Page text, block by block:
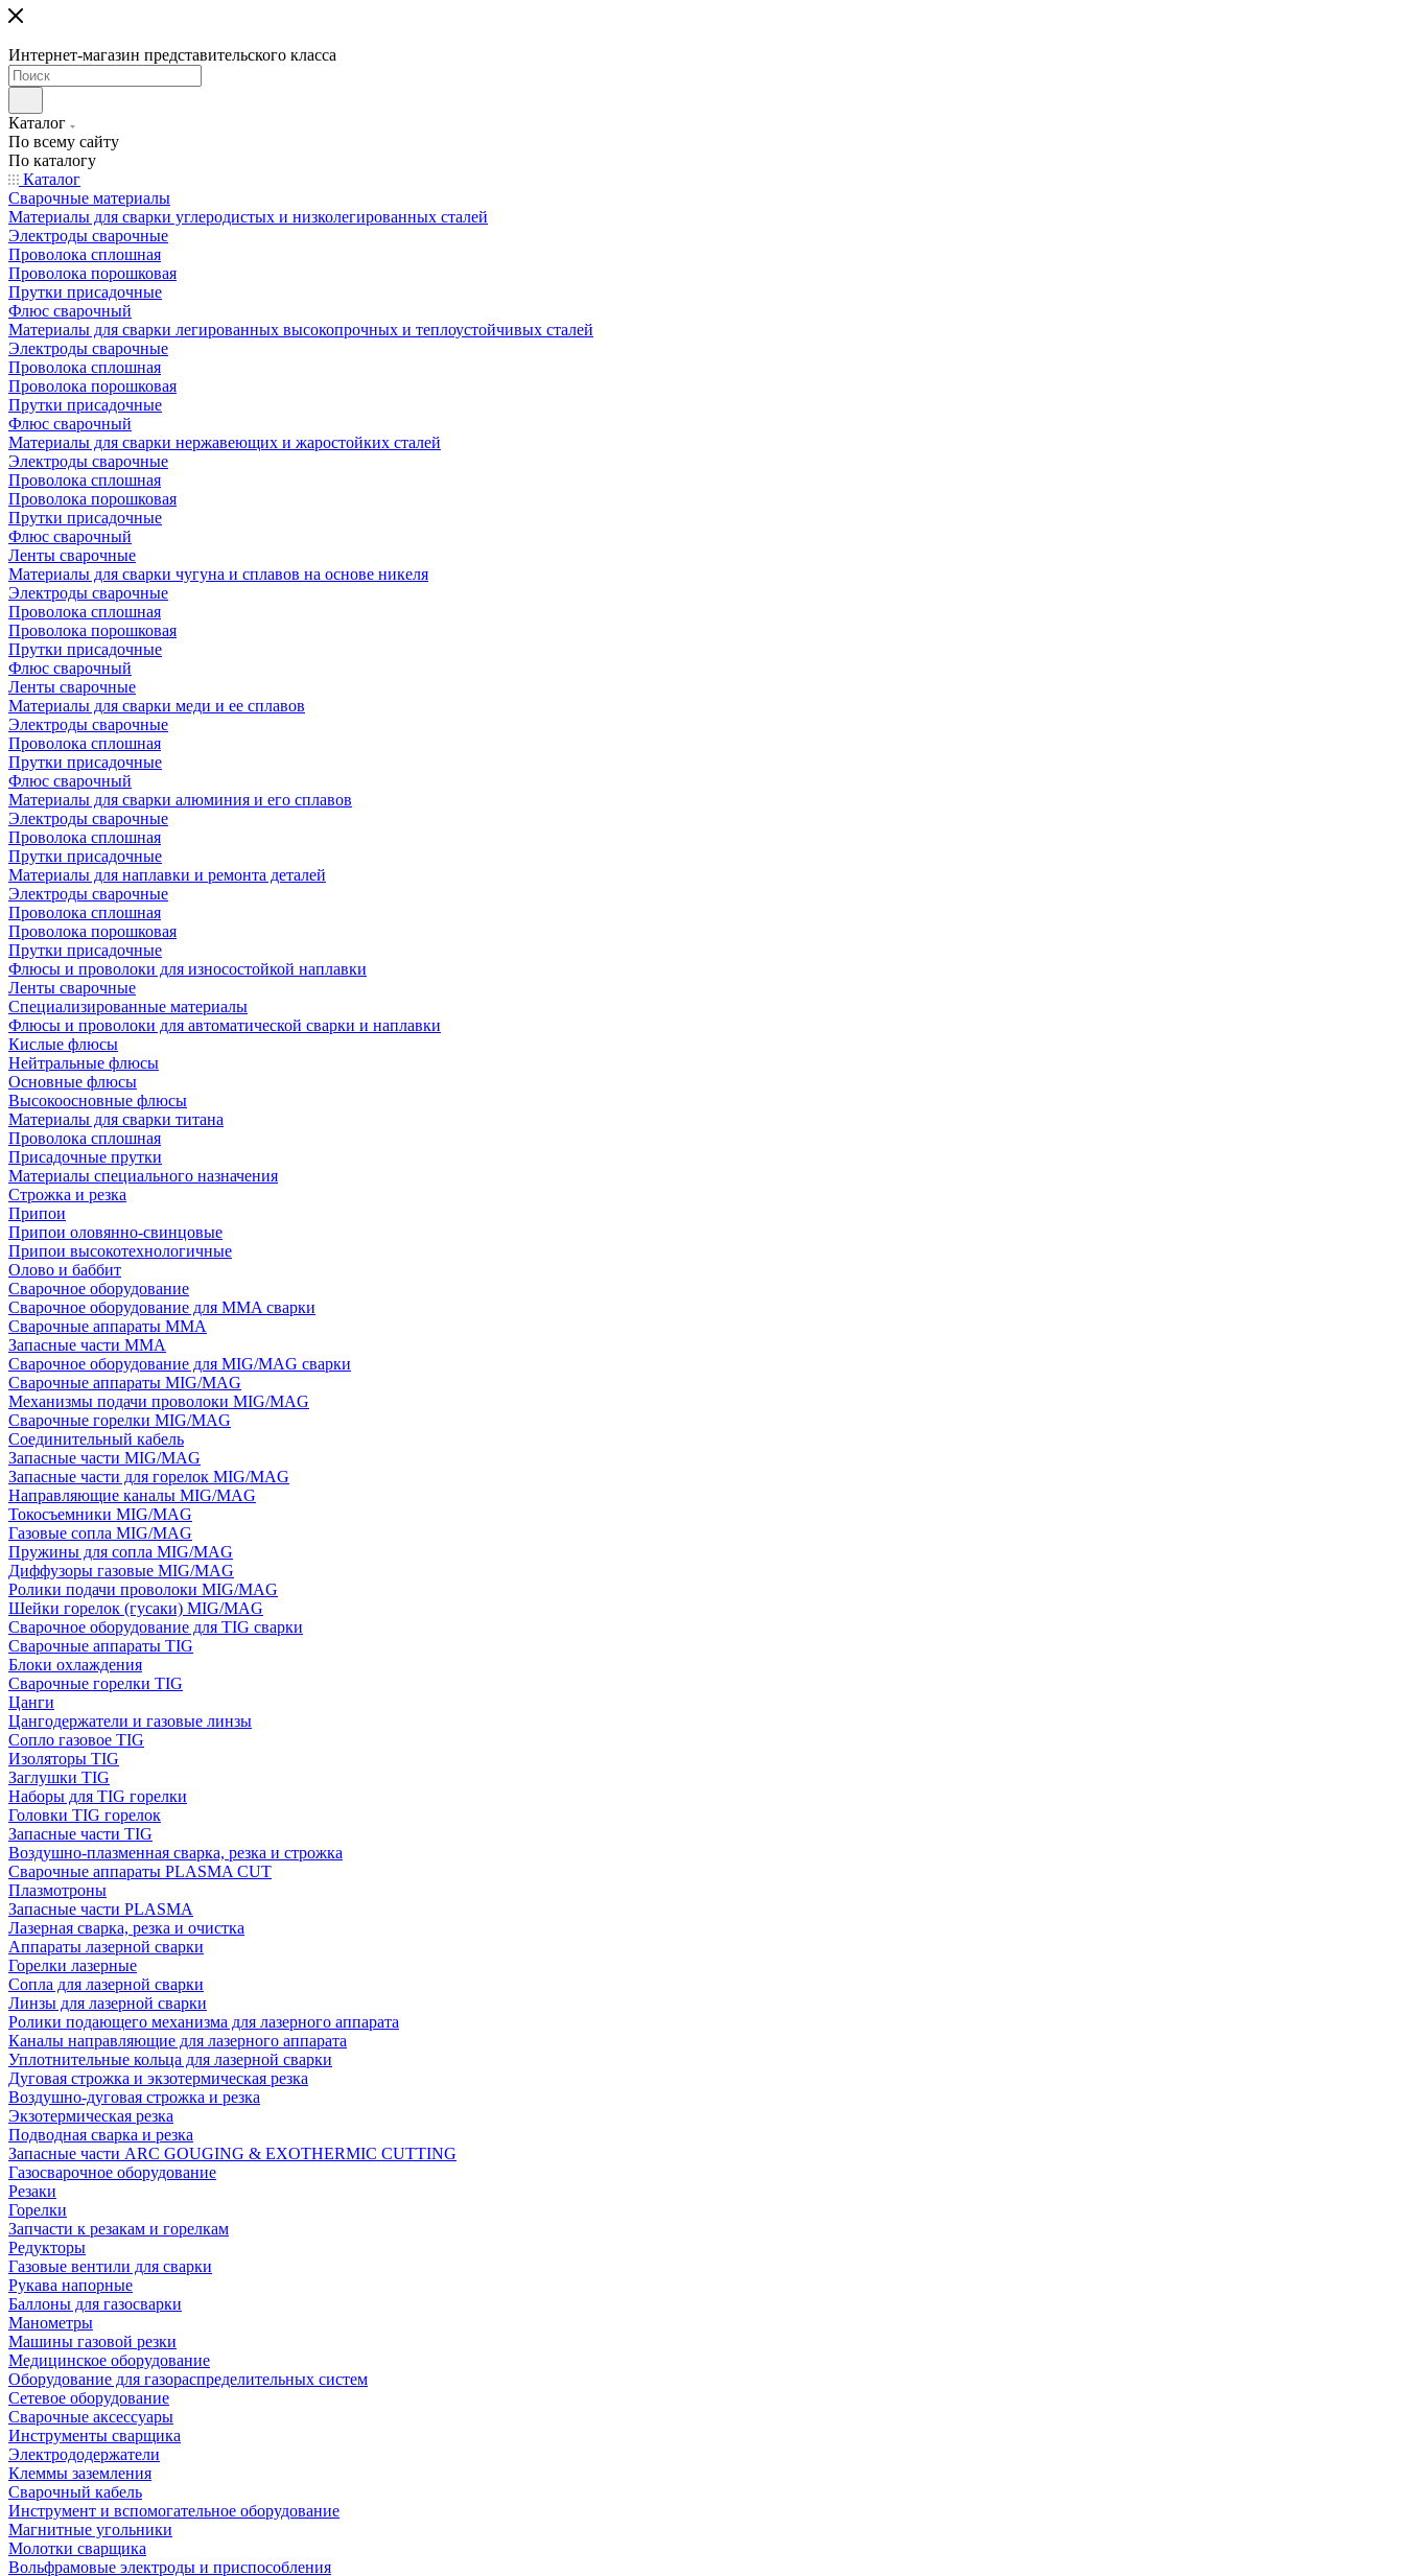
Интернет-магазин представительского класса
Каталог
По всему сайту
По каталогу
Каталог
Сварочные материалы
Материалы для сварки углеродистых и низколегированных сталей
Электроды сварочные
Проволока сплошная
Проволока порошковая
Прутки присадочные
Флюс сварочный
Материалы для сварки легированных высокопрочных и теплоустойчивых сталей
Электроды сварочные
Проволока сплошная
Проволока порошковая
Прутки присадочные
Флюс сварочный
Материалы для сварки нержавеющих и жаростойких сталей
Электроды сварочные
Проволока сплошная
Проволока порошковая
Прутки присадочные
Флюс сварочный
Ленты сварочные
Материалы для сварки чугуна и сплавов на основе никеля
Электроды сварочные
Проволока сплошная
Проволока порошковая
Прутки присадочные
Флюс сварочный
Ленты сварочные
Материалы для сварки меди и ее сплавов
Электроды сварочные
Проволока сплошная
Прутки присадочные
Флюс сварочный
Материалы для сварки алюминия и его сплавов
Электроды сварочные
Проволока сплошная
Прутки присадочные
Материалы для наплавки и ремонта деталей
Электроды сварочные
Проволока сплошная
Проволока порошковая
Прутки присадочные
Флюсы и проволоки для износостойкой наплавки
Ленты сварочные
Специализированные материалы
Флюсы и проволоки для автоматической сварки и наплавки
Кислые флюсы
Нейтральные флюсы
Основные флюсы
Высокоосновные флюсы
Материалы для сварки титана
Проволока сплошная
Присадочные прутки
Материалы специального назначения
Строжка и резка
Припои
Припои оловянно-свинцовые
Припои высокотехнологичные
Олово и баббит
Сварочное оборудование
Сварочное оборудование для MMA сварки
Сварочные аппараты MMA
Запасные части MMA
Сварочное оборудование для MIG/MAG сварки
Сварочные аппараты MIG/MAG
Механизмы подачи проволоки MIG/MAG
Сварочные горелки MIG/MAG
Соединительный кабель
Запасные части MIG/MAG
Запасные части для горелок MIG/MAG
Направляющие каналы MIG/MAG
Токосъемники MIG/MAG
Газовые сопла MIG/MAG
Пружины для сопла MIG/MAG
Диффузоры газовые MIG/MAG
Ролики подачи проволоки MIG/MAG
Шейки горелок (гусаки) MIG/MAG
Сварочное оборудование для TIG сварки
Сварочные аппараты TIG
Блоки охлаждения
Сварочные горелки TIG
Цанги
Цангодержатели и газовые линзы
Сопло газовое TIG
Изоляторы TIG
Заглушки TIG
Наборы для TIG горелки
Головки TIG горелок
Запасные части TIG
Воздушно-плазменная сварка, резка и строжка
Сварочные аппараты PLASMA CUT
Плазмотроны
Запасные части PLASMA
Лазерная сварка, резка и очистка
Аппараты лазерной сварки
Горелки лазерные
Сопла для лазерной сварки
Линзы для лазерной сварки
Ролики подающего механизма для лазерного аппарата
Каналы направляющие для лазерного аппарата
Уплотнительные кольца для лазерной сварки
Дуговая строжка и экзотермическая резка
Воздушно-дуговая строжка и резка
Экзотермическая резка
Подводная сварка и резка
Запасные части ARC GOUGING & EXOTHERMIC CUTTING
Газосварочное оборудование
Резаки
Горелки
Запчасти к резакам и горелкам
Редукторы
Газовые вентили для сварки
Рукава напорные
Баллоны для газосварки
Манометры
Машины газовой резки
Медицинское оборудование
Оборудование для газораспределительных систем
Сетевое оборудование
Сварочные аксессуары
Инструменты сварщика
Электрододержатели
Клеммы заземления
Сварочный кабель
Инструмент и вспомогательное оборудование
Магнитные угольники
Молотки сварщика
Вольфрамовые электроды и приспособления